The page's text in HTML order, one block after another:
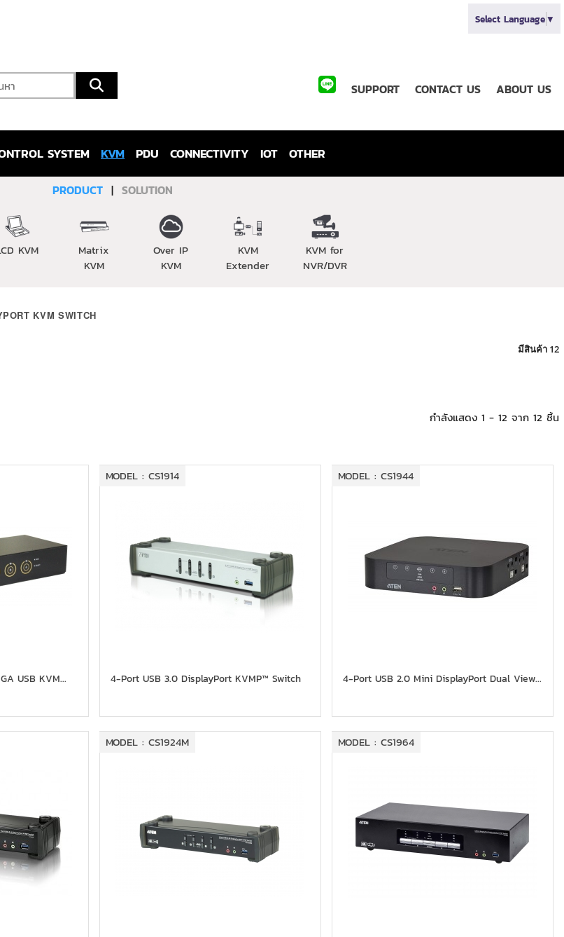
Select Language▼
SUPPORT CONTACT US ABOUT US
SYSTEM KVM PDU CONNECTIVITY IOT OTHER
PRODUCT | SOLUTION
KVM
Matrix
KVM
Over IP
KVM
KVM
Extender
KVM for
NVR/DVR
KVM SWITCH
มีสินค้า 12
กำลังแสดง 1 - 12 จาก 12 ชิ้น
USB KVM...
MODEL : CS1914
4-Port USB 3.0 DisplayPort KVMP™ Switch
MODEL : CS1944
4-Port USB 2.0 Mini DisplayPort Dual View...
MODEL : CS1924M MODEL : CS1964